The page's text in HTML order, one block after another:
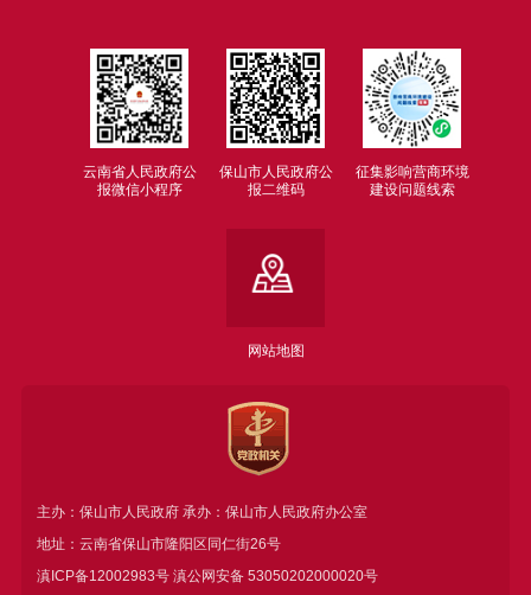
云南省人民政府公
报微信小程序
保山市人民政府公
报二维码
征集影响营商环境
建设问题线索
网站地图
主办：保山市人民政府 承办：保山市人民政府办公室
地址：云南省保山市隆阳区同仁街26号
滇ICP备12002983号滇公网安备 53050202000020号